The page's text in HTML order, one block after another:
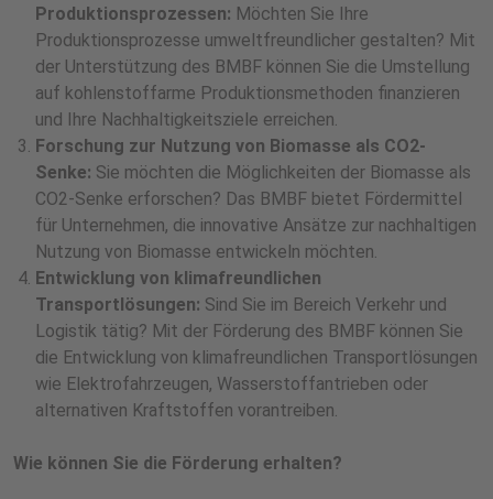
Produktionsprozessen: Möchten Sie Ihre
Produktionsprozesse umweltfreundlicher gestalten? Mit
der Unterstützung des BMBF können Sie die Umstellung
auf kohlenstoffarme Produktionsmethoden finanzieren
und Ihre Nachhaltigkeitsziele erreichen.
Forschung zur Nutzung von Biomasse als CO2-
Senke: Sie möchten die Möglichkeiten der Biomasse als
CO2-Senke erforschen? Das BMBF bietet Fördermittel
für Unternehmen, die innovative Ansätze zur nachhaltigen
Nutzung von Biomasse entwickeln möchten.
Entwicklung von klimafreundlichen
Transportlösungen: Sind Sie im Bereich Verkehr und
Logistik tätig? Mit der Förderung des BMBF können Sie
die Entwicklung von klimafreundlichen Transportlösungen
wie Elektrofahrzeugen, Wasserstoffantrieben oder
alternativen Kraftstoffen vorantreiben.
Wie können Sie die Förderung erhalten?